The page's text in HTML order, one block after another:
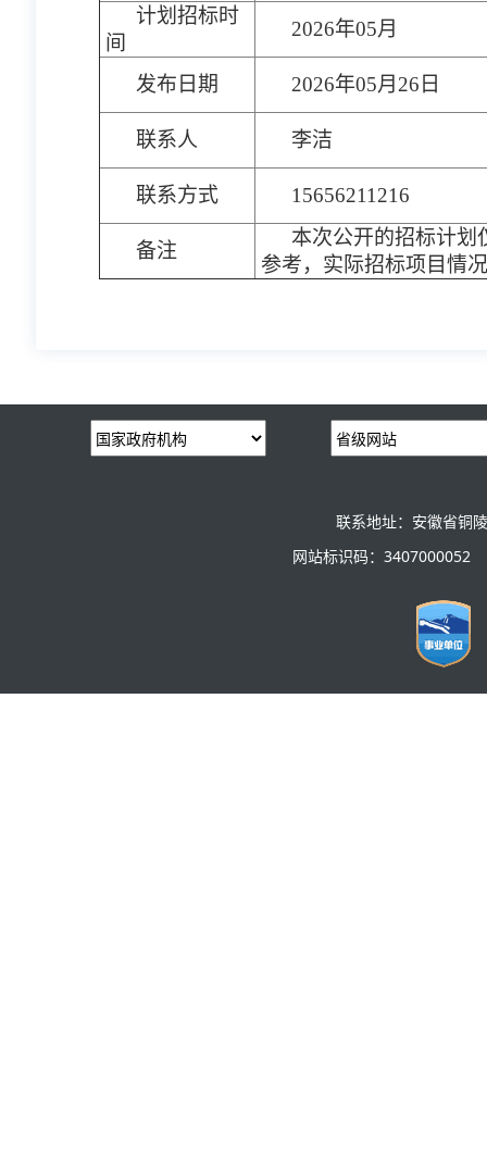
计划招标时
间
2026年05月
发布日期 2026年05月26日
联系人 李洁
联系方式 15656211216
备注
本次公开的招标计划
参考，实际招标项目情
联系地址：安徽省铜
网站标识码：3407000052